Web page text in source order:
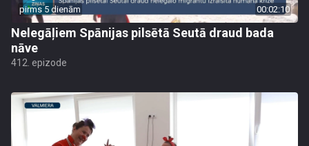
pirms 5 dienām 00:02:10
Nelegāļiem Spānijas pilsētā Seutā draud bada
nāve
412. epizode